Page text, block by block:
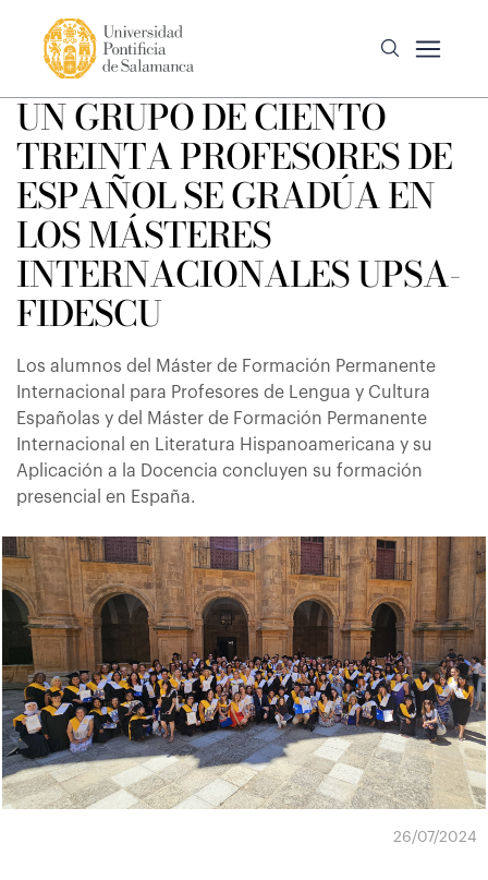
UN GRUPO DE CIENTO
TREINTA PROFESORES DE
ESPAÑOL SE GRADÚA EN
LOS MÁSTERES
INTERNACIONALES UPSA-
FIDESCU
Los alumnos del Máster de Formación Permanente
Internacional para Profesores de Lengua y Cultura
Españolas y del Máster de Formación Permanente
Internacional en Literatura Hispanoamericana y su
Aplicación a la Docencia concluyen su formación
presencial en España.
26/07/2024